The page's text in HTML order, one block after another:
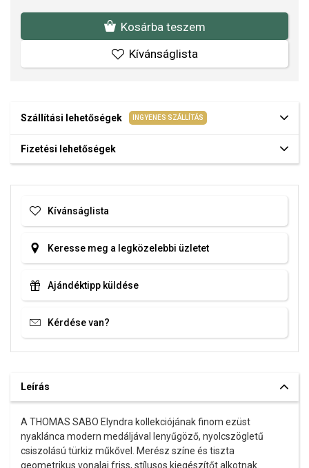
A SOFIA a THOMAS SABO hivatalos forgalmazója. Biztos lehet
benne, hogy eredeti ékszert vásárol, a komplett márkás
Kosárba teszem
Kívánságlista
Szállítási lehetőségek INGYENES SZÁLLÍTÁS
Fizetési lehetőségek
Kívánságlista
Keresse meg a legközelebbi üzletet
Ajándéktipp küldése
Kérdése van?
Leírás
A THOMAS SABO Elyndra kollekciójának finom ezüst
nyaklánca modern medáljával lenyűgöző, nyolcszögletű
csiszolású türkiz műkővel. Merész színe és tiszta
geometrikus vonalai friss, stílusos kiegészítőt alkotnak.